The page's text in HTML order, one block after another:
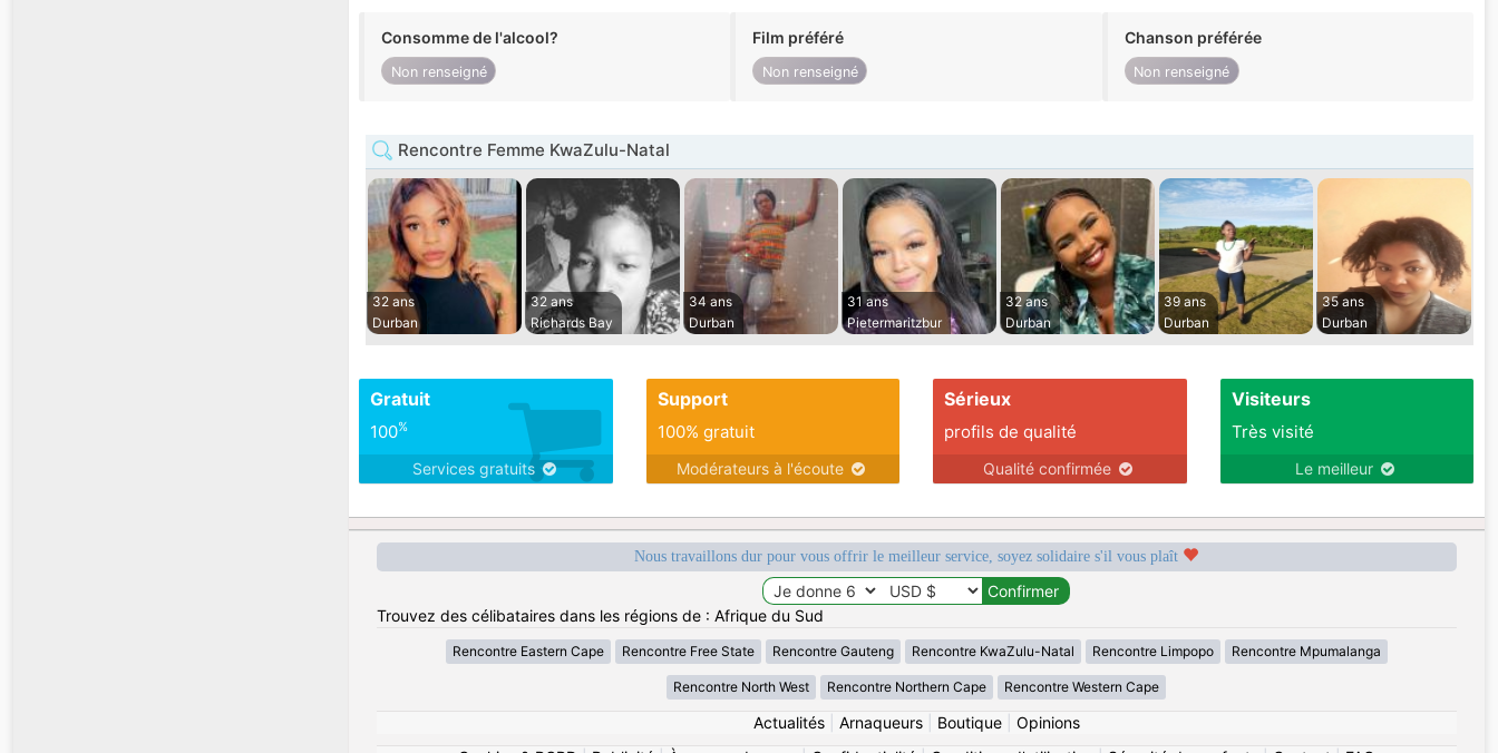
Consomme de l'alcool?
Non renseigné
Film préféré
Non renseigné
Chanson préférée
Non renseigné
Rencontre Femme KwaZulu-Natal
32 ans
Durban
32 ans
Richards Bay
34 ans
Durban
31 ans
Pietermaritzbur
32 ans
Durban
39 ans
Durban
35 ans
Durban
Gratuit
100%
Services gratuits
Support
100% gratuit
Modérateurs à l'écoute
Sérieux
profils de qualité
Qualité confirmée
Visiteurs
Très visité
Le meilleur
Nous travaillons dur pour vous offrir le meilleur service, soyez solidaire s'il vous plaît
Trouvez des célibataires dans les régions de : Afrique du Sud
Rencontre Eastern Cape Rencontre Free State Rencontre Gauteng Rencontre KwaZulu-Natal Rencontre Limpopo Rencontre Mpumalanga
Rencontre North West Rencontre Northern Cape Rencontre Western Cape
Actualités| Arnaqueurs| Boutique| Opinions